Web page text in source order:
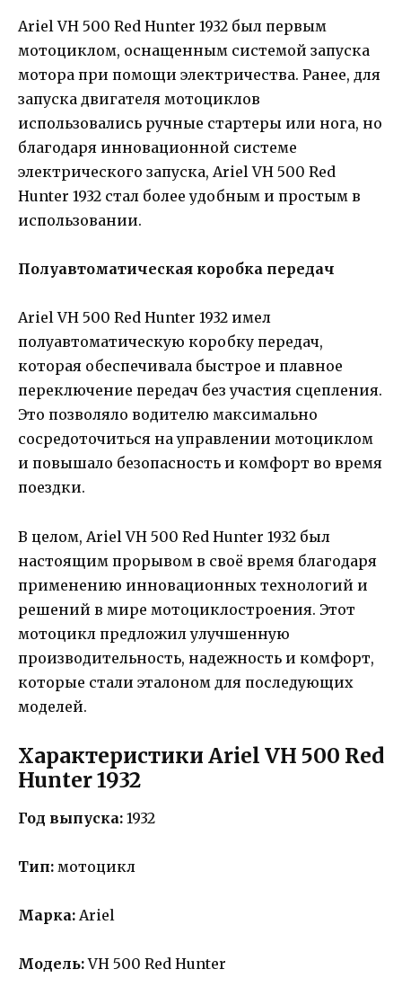
Ariel VH 500 Red Hunter 1932 был первым
мотоциклом, оснащенным системой запуска
мотора при помощи электричества. Ранее, для
запуска двигателя мотоциклов
использовались ручные стартеры или нога, но
благодаря инновационной системе
электрического запуска, Ariel VH 500 Red
Hunter 1932 стал более удобным и простым в
использовании.
Полуавтоматическая коробка передач
Ariel VH 500 Red Hunter 1932 имел
полуавтоматическую коробку передач,
которая обеспечивала быстрое и плавное
переключение передач без участия сцепления.
Это позволяло водителю максимально
сосредоточиться на управлении мотоциклом
и повышало безопасность и комфорт во время
поездки.
В целом, Ariel VH 500 Red Hunter 1932 был
настоящим прорывом в своё время благодаря
применению инновационных технологий и
решений в мире мотоциклостроения. Этот
мотоцикл предложил улучшенную
производительность, надежность и комфорт,
которые стали эталоном для последующих
моделей.
Характеристики Ariel VH 500 Red
Hunter 1932
Год выпуска: 1932
Тип: мотоцикл
Марка: Ariel
Модель:VH 500 Red Hunter